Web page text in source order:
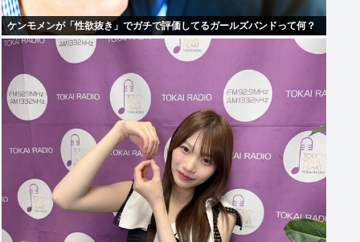
ケンモメンが「性欲抜き」でガチで評価してるガールズバンドって何？